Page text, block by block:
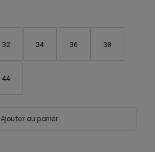
32 34 36 38
44
Ajouter au panier